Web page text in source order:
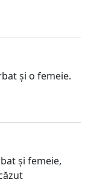
și o femeie.
și femeie,